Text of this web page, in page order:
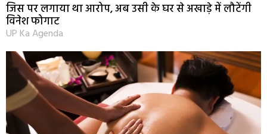
जिस पर लगाया था आरोप, अब उसी के घर से अखाड़े में लौटेंगी
विनेश फोगाट
UP Ka Agenda